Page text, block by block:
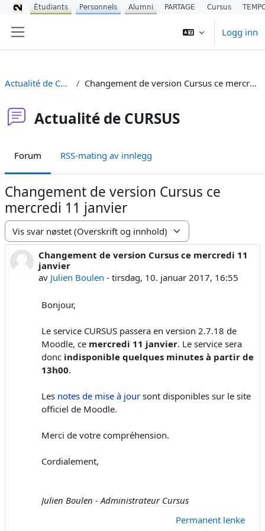
Logg inn
Actualité de CURSUS Changement de version Cursus ce mercredi 11 janvier
Actualité de CURSUS
Forum RSS-mating av innlegg
Changement de version Cursus ce
mercredi 11 janvier
Visningsmodus
Changement de version Cursus ce mercredi 11
janvier
av Julien Boulen - tirsdag, 10. januar 2017, 16:55
Antall svar: 0
Bonjour,
Le service CURSUS passera en version 2.7.18 de
Moodle, ce mercredi 11 janvier. Le service sera
donc indisponible quelques minutes à partir de
13h00.
Les notes de mise à jour sont disponibles sur le site
officiel de Moodle.
Merci de votre compréhension.
Cordialement,
Julien Boulen - Administrateur Cursus
Permanent lenke
Étudiants Personnels Alumni PARTAGE Cursus